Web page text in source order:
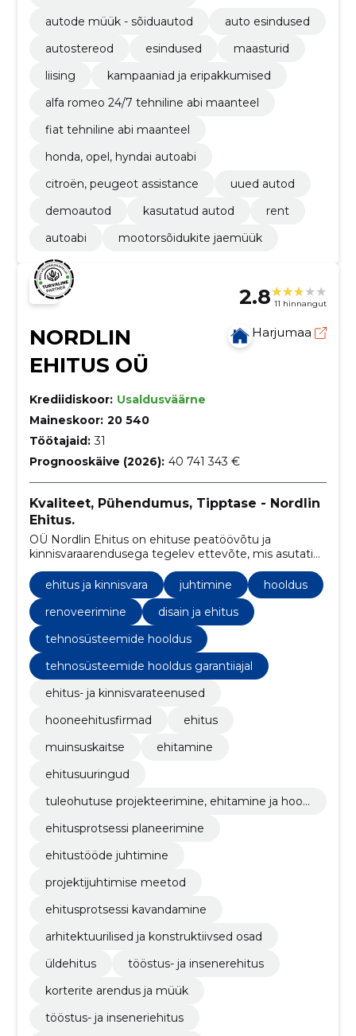
autode müük - sõiduautod
auto esindused
autostereod
esindused
maasturid
liising
kampaaniad ja eripakkumised
alfa romeo 24/7 tehniline abi maanteel
fiat tehniline abi maanteel
honda, opel, hyndai autoabi
citroën, peugeot assistance
uued autod
demoautod
kasutatud autod
rent
autoabi
mootorsõidukite jaemüük
2.8 11 hinnangut
NORDLIN
EHITUS OÜ
Harjumaa
Krediidiskoor: Usaldusväärne
Maineskoor: 20 540
Töötajaid: 31
Prognooskäive (2026): 40 741 343 €
Kvaliteet, Pühendumus, Tipptase - Nordlin
Ehitus.
OÜ Nordlin Ehitus on ehituse peatöövõtu ja
kinnisvaraarendusega tegelev ettevõte, mis asutati
2010. aastal. Neljateistkümne tegutsemisaasta
jooksul oleme kasvanud üheks turu juhtivaks
ettevõtteks Eestis.
ehitus ja kinnisvara juhtimine
hooldus
renoveerimine
disain ja ehitus
tehnosüsteemide hooldus
tehnosüsteemide hooldus garantiiajal
ehitus- ja kinnisvarateenused
hooneehitusfirmad
ehitus
muinsuskaitse
ehitamine
ehitusuuringud
tuleohutuse projekteerimine, ehitamine ja hool
ehitusprotsessi planeerimine
ehitustööde juhtimine
projektijuhtimise meetod
ehitusprotsessi kavandamine
arhitektuurilised ja konstruktiivsed osad
üldehitus
tööstus- ja insenerehitus
korterite arendus ja müük
tööstus- ja inseneriehitus